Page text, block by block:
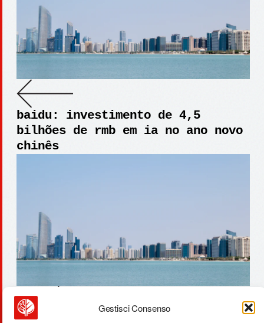
Gestisci Consenso
baidu: investimento de 4,5
bilhões de rmb em ia no ano novo
chinês